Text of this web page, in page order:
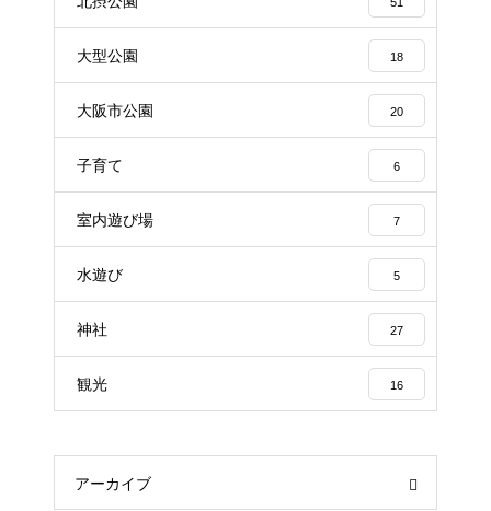
大型公園 18
大阪市公園 20
子育て 6
室内遊び場 7
水遊び 5
神社 27
観光 16
アーカイブ